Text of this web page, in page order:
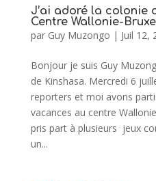
J’ai adoré la colonie
Centre Wallonie-
par Guy Muzongo | Juil 12,
Bonjour je suis Guy
de Kinshasa. Mercredi 6
reporters et moi avons
vacances au centre
pris part à plusieurs jeux
un...